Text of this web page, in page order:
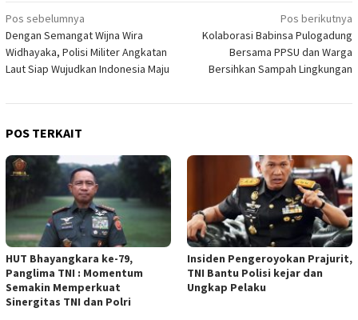
Navigasi
pos
Pos sebelumnya
Dengan Semangat Wijna Wira
Widhayaka, Polisi Militer Angkatan
Laut Siap Wujudkan Indonesia Maju
Pos berikutnya
Kolaborasi Babinsa Pulogadung
Bersama PPSU dan Warga
Bersihkan Sampah Lingkungan
POS TERKAIT
HUT Bhayangkara ke-79,
Panglima TNI : Momentum
Semakin Memperkuat
Sinergitas TNI dan Polri
Insiden Pengeroyokan Prajurit,
TNI Bantu Polisi kejar dan
Ungkap Pelaku